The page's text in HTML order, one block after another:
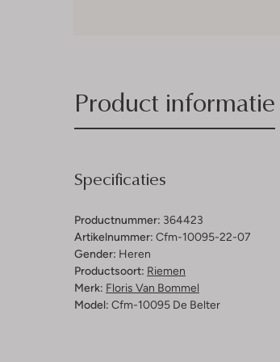
Product informatie
Specificaties
Productnummer: 364423
Artikelnummer: Cfm-10095-22-07
Gender: Heren
Productsoort: Riemen
Merk: Floris Van Bommel
Model: Cfm-10095 De Belter